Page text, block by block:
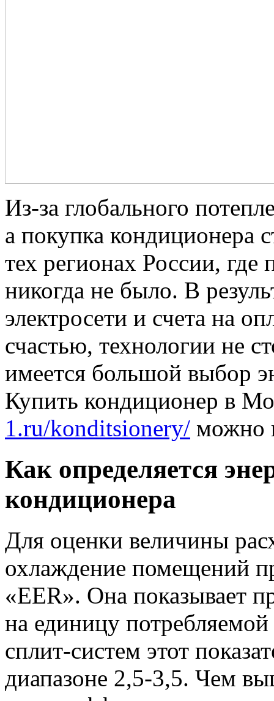
Из-за глобального
а покупка кондиционера
тех регионах России,
никогда не было. В
электросети и счета на
счастью, технологии не
имеется большой выбор
Купить кондиционер в
1.ru/konditsionery/ можно
Как определяется
кондиционера
Для оценки величины
охлаждение помещений
«EER». Она показывает
на единицу
сплит-систем этот
диапазоне 2,5-3,5. Чем